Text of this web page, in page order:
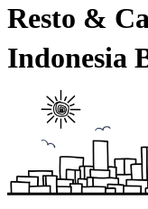
Resto &
Indonesia